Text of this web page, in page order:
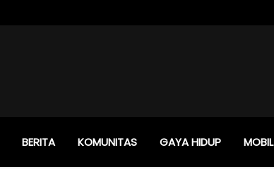
BERITA KOMUNITAS GAYA HIDUP MOBIL